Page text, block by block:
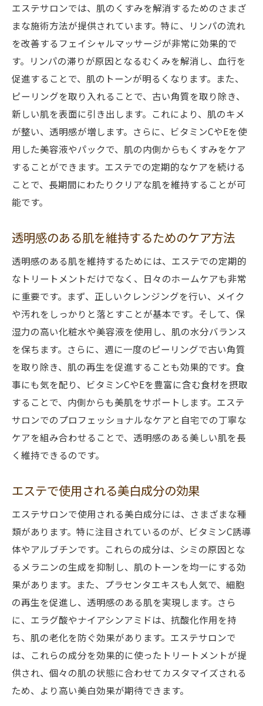
エステサロンでは、肌のくすみを解消するためのさまざ
まな施術方法が提供されています。特に、リンパの流れ
を改善するフェイシャルマッサージが非常に効果的で
す。リンパの滞りが原因となるむくみを解消し、血行を
促進することで、肌のトーンが明るくなります。また、
ピーリングを取り入れることで、古い角質を取り除き、
新しい肌を表面に引き出します。これにより、肌のキメ
が整い、透明感が増します。さらに、ビタミンCやEを使
用した美容液やパックで、肌の内側からもくすみをケア
することができます。エステでの定期的なケアを続ける
ことで、長期間にわたりクリアな肌を維持することが可
能です。
透明感のある肌を維持するためのケア方法
透明感のある肌を維持するためには、エステでの定期的
なトリートメントだけでなく、日々のホームケアも非常
に重要です。まず、正しいクレンジングを行い、メイク
や汚れをしっかりと落とすことが基本です。そして、保
湿力の高い化粧水や美容液を使用し、肌の水分バランス
を保ちます。さらに、週に一度のピーリングで古い角質
を取り除き、肌の再生を促進することも効果的です。食
事にも気を配り、ビタミンCやEを豊富に含む食材を摂取
することで、内側からも美肌をサポートします。エステ
サロンでのプロフェッショナルなケアと自宅での丁寧な
ケアを組み合わせることで、透明感のある美しい肌を長
く維持できるのです。
エステで使用される美白成分の効果
エステサロンで使用される美白成分には、さまざまな種
類があります。特に注目されているのが、ビタミンC誘導
体やアルブチンです。これらの成分は、シミの原因とな
るメラニンの生成を抑制し、肌のトーンを均一にする効
果があります。また、プラセンタエキスも人気で、細胞
の再生を促進し、透明感のある肌を実現します。さら
に、エラグ酸やナイアシンアミドは、抗酸化作用を持
ち、肌の老化を防ぐ効果があります。エステサロンで
は、これらの成分を効果的に使ったトリートメントが提
供され、個々の肌の状態に合わせてカスタマイズされる
ため、より高い美白効果が期待できます。